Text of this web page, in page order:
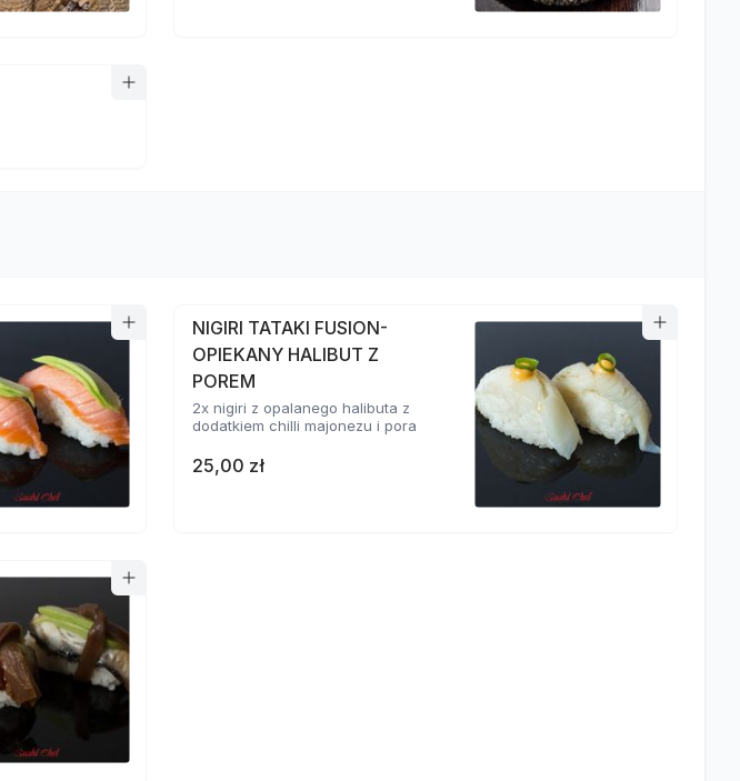
NIGIRI TATAKI FUSION-
OPIEKANY HALIBUT Z
POREM
2x nigiri z opalanego halibuta z
dodatkiem chilli majonezu i pora
25,00 zł